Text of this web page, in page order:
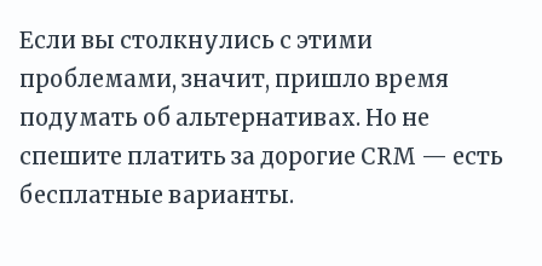
Если вы столкнулись с этими
проблемами, значит, пришло время
подумать об альтернативах. Но не
спешите платить за дорогие CRM — есть
бесплатные варианты.